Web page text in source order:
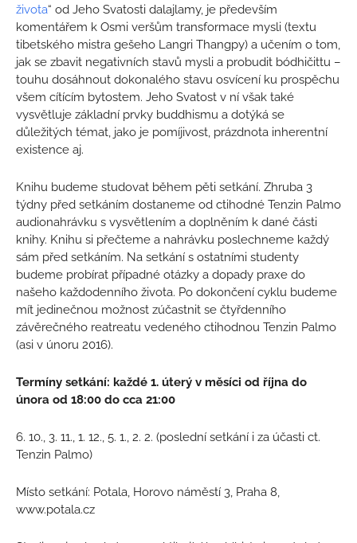
života“ od Jeho Svatosti dalajlamy, je především
komentářem k Osmi veršům transformace mysli (textu
tibetského mistra gešeho Langri Thangpy) a učením o tom,
jak se zbavit negativních stavů mysli a probudit bódhičittu –
touhu dosáhnout dokonalého stavu osvícení ku prospěchu
všem cítícím bytostem. Jeho Svatost v ní však také
vysvětluje základní prvky buddhismu a dotýká se
důležitých témat, jako je pomíjivost, prázdnota inherentní
existence aj.
Knihu budeme studovat během pěti setkání. Zhruba 3
týdny před setkáním dostaneme od ctihodné Tenzin Palmo
audionahrávku s vysvětlením a doplněním k dané části
knihy. Knihu si přečteme a nahrávku poslechneme každý
sám před setkáním. Na setkání s ostatními studenty
budeme probírat případné otázky a dopady praxe do
našeho každodenního života. Po dokončení cyklu budeme
mít jedinečnou možnost zúčastnit se čtyřdenního
závěrečného reatreatu vedeného ctihodnou Tenzin Palmo
(asi v únoru 2016).
Termíny setkání: každé 1. úterý v měsíci od října do
února od 18:00 do cca 21:00
6. 10., 3. 11., 1. 12., 5. 1., 2. 2. (poslední setkání i za účasti ct.
Tenzin Palmo)
Místo setkání: Potala, Horovo náměstí 3, Praha 8,
www.potala.cz